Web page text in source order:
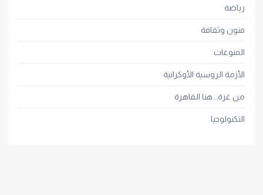
رياضة
فنون وثقافة
المنوعات
الأزمة الروسية الأوكرانية
من غزة.. هنا القاهرة
التكنولوجيا